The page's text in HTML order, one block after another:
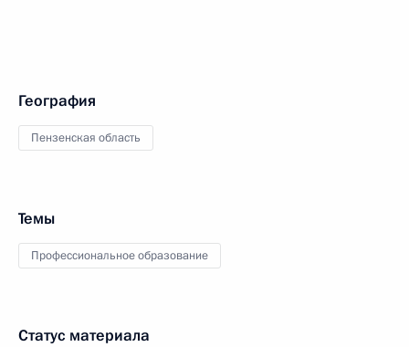
География
Пензенская область
Темы
Профессиональное образование
Статус материала